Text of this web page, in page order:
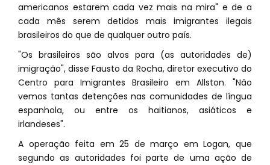
americanos estarem cada vez mais na mira" e de a
cada mês serem detidos mais imigrantes ilegais
brasileiros do que de qualquer outro país.
"Os brasileiros são alvos para (as autoridades de)
imigração", disse Fausto da Rocha, diretor executivo do
Centro para Imigrantes Brasileiro em Allston. "Não
vemos tantas detenções nas comunidades de língua
espanhola, ou entre os haitianos, asiáticos e
irlandeses".
A operação feita em 25 de março em Logan, que
segundo as autoridades foi parte de uma ação de